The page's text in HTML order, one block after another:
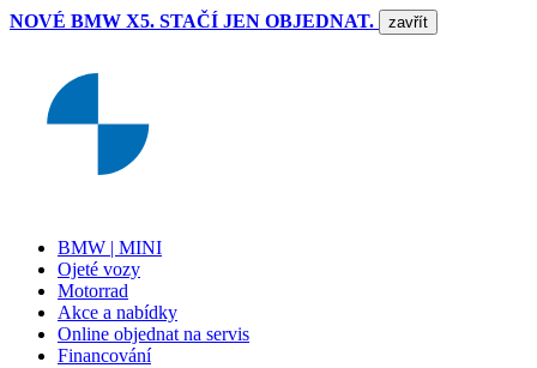
NOVÉ BMW X5. STAČÍ JEN OBJEDNAT. zavřít
BMW | MINI
Ojeté vozy
Motorrad
Akce a nabídky
Online objednat na servis
Financování